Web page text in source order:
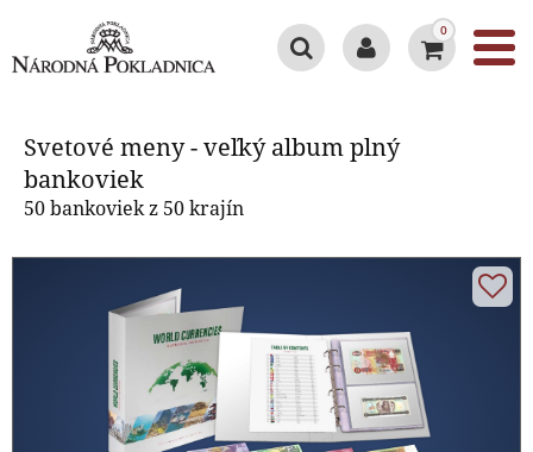
0
Svetové meny - veľký album plný
bankoviek
50 bankoviek z 50 krajín
Svetové meny - veľký album plný